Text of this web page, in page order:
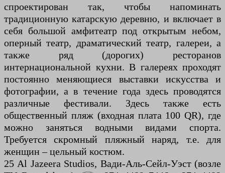
спроектирован так, чтобы напоминать
традиционную катарскую деревню, и включает в
себя большой амфитеатр под открытым небом,
оперный театр, драматический театр, галереи, а
также ряд (дорогих) ресторанов
интернациональной кухни. В галереях проходят
постоянно меняющиеся выставки искусства и
фотографии, а в течение года здесь проводятся
различные фестивали. Здесь также есть
общественный пляж (входная плата 100 QR), где
можно заняться водными видами спорта.
Требуется скромный пляжный наряд, т.е. для
женщин – цельный костюм.
25 Al Jazeera Studios, Вади-Аль-Сейл-Уэст (возле